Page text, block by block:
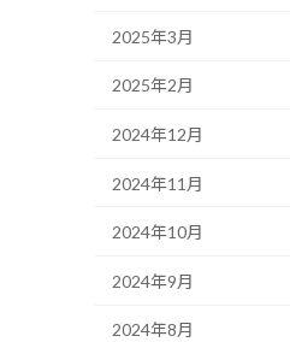
2025年3月
2025年2月
2024年12月
2024年11月
2024年10月
2024年9月
2024年8月